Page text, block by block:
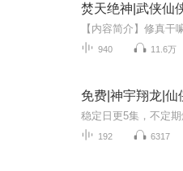
焚天绝神|武侠仙
940 11.6万
免费|神宇翔龙|
192 6317